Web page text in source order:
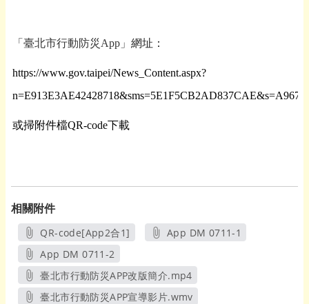
「臺北市行動防災App」 網址：
https://www.gov.taipei/News_Content.aspx?
或掃附件檔QR-code下載
相關附件
QR-code[App2合1]
另開新視窗
App DM 0711-1
App DM 0711-2
另開新視窗
臺北市行動防災APP改版簡介.mp4
另開新視窗
臺北市行動防災APP宣導影片.wmv